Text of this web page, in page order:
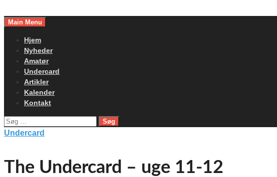
toMain Menu
Hjem
Nyheder
Amatør
Undercard
Artikler
Kalender
Kontakt
Søg
efter:
Undercard
The Undercard – uge 11-12